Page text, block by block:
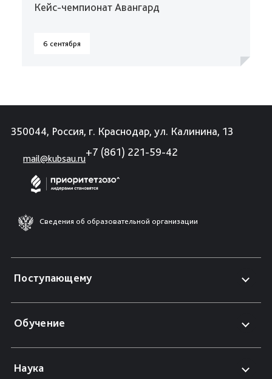
Кейс-чемпионат Авангард
6 сентября
350044, Россия, г. Краснодар, ул. Калинина, 13
mail@kubsau.ru
+7 (861) 221-59-42
Сведения об образовательной организации
Поступающему
Обучение
Наука